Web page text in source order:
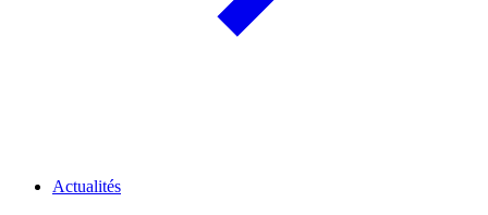
Actualités